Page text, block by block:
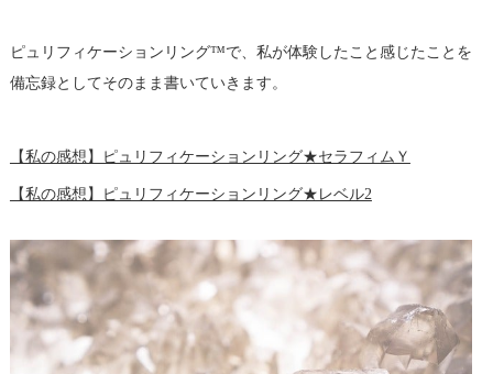
ピュリフィケーションリング™で、私が体験したこと感じたことを
備忘録としてそのまま書いていきます。
【私の感想】ピュリフィケーションリング★セラフィムＹ
【私の感想】ピュリフィケーションリング★レベル2